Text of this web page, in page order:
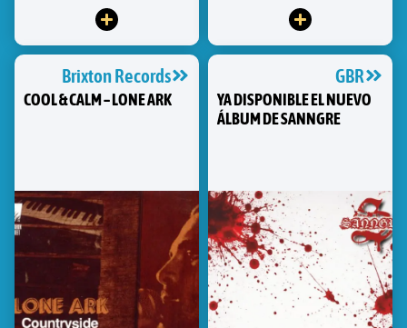
Brixton Records
COOL & CALM – LONE ARK
GBR
YA DISPONIBLE EL NUEVO
ÁLBUM DE SANNGRE